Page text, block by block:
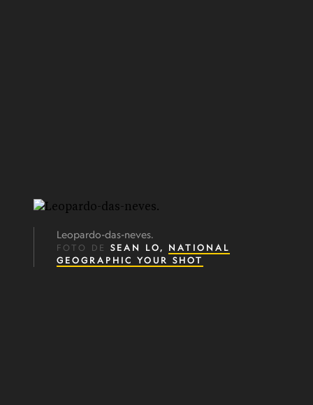
Leopardo-das-neves.
FOTO DE SEAN LO, NATIONAL
GEOGRAPHIC YOUR SHOT